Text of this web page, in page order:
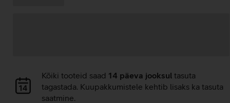
Andmete
laadimine
Kõiki tooteid saad 14 päeva jooksul tasuta
tagastada. Kuupakkumistele kehtib lisaks ka tasuta
saatmine.